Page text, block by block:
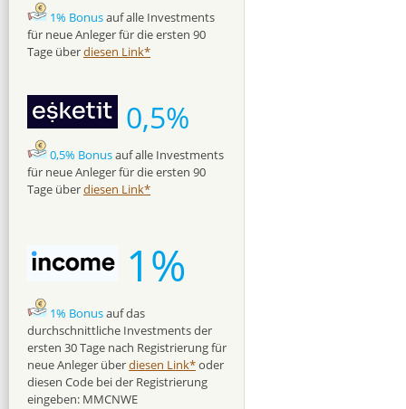
1% Bonusauf alle Investments
für neue Anleger für die ersten 90
Tage überdiesen Link*
0,5%
0,5% Bonusauf alle Investments
für neue Anleger für die ersten 90
Tage überdiesen Link*
1%
1% Bonusauf das
durchschnittliche Investments der
ersten 30 Tage nach Registrierung für
neue Anleger überdiesen Link*oder
diesen Code bei der Registrierung
eingeben: MMCNWE